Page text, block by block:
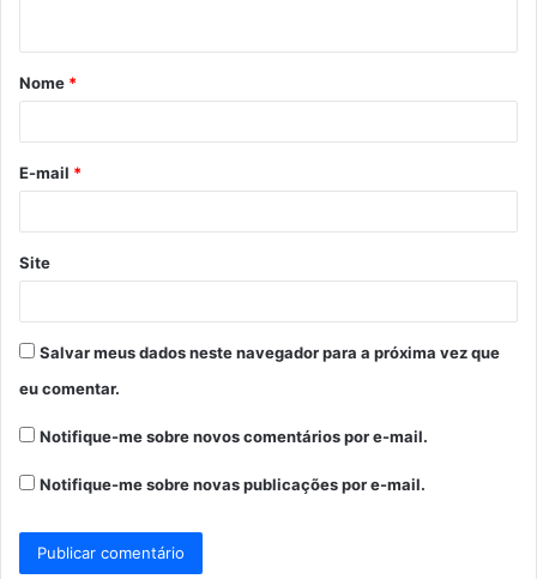
á
r
*
Nome *
E-mail *
Site
Salvar meus dados neste navegador para a próxima vez que
eu comentar.
Notifique-me sobre novos comentários por e-mail.
Notifique-me sobre novas publicações por e-mail.